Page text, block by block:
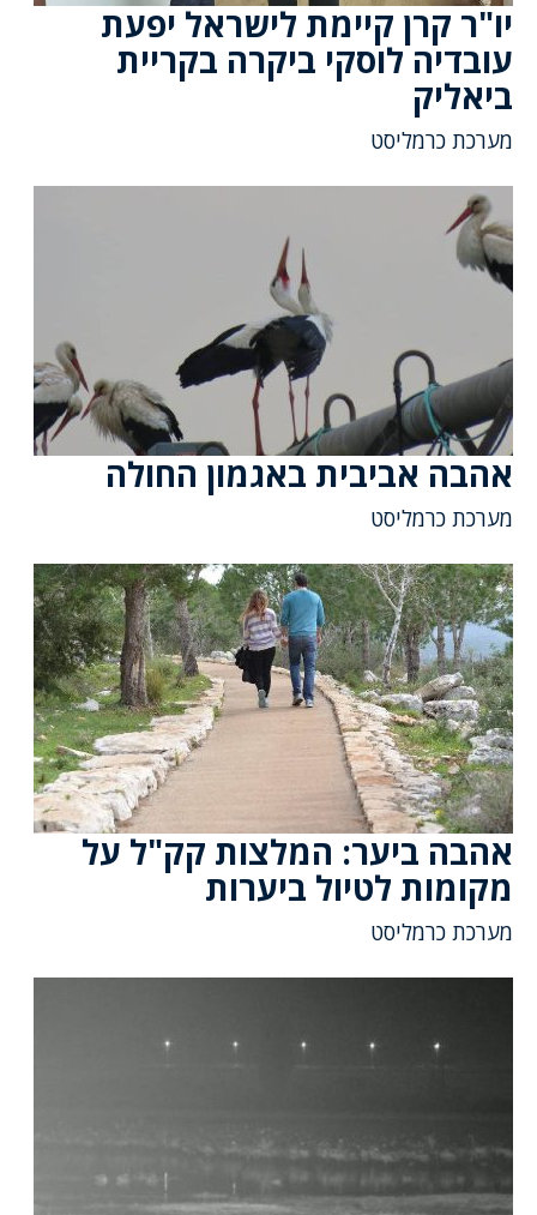
יו"ר קרן קיימת לישראל יפעת
עובדיה לוסקי ביקרה בקריית
ביאליק
מערכת כרמליסט
אהבה אביבית באגמון החולה
מערכת כרמליסט
אהבה ביער: המלצות קק"ל על
מקומות לטיול ביערות
מערכת כרמליסט